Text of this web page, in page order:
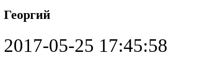
Георгий
2017-05-25 17:45:58